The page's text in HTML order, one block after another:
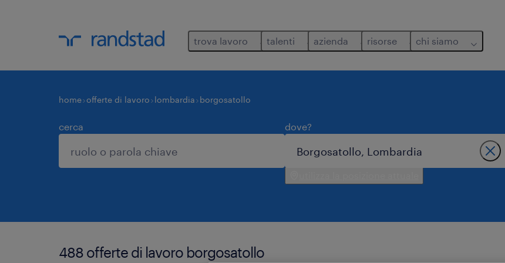
trova lavoro talenti azienda risorse chi siamo
home offerte di lavoro lombardia borgosatollo
cerca dove?
488 offerte di lavoro borgosatollo